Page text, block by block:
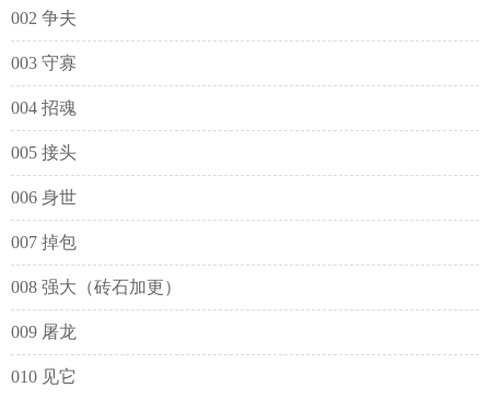
002 争夫
003 守寡
004 招魂
005 接头
006 身世
007 掉包
008 强大（砖石加更）
009 屠龙
010 见它